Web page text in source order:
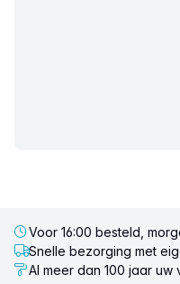
Voor 16:00 besteld,
Snelle bezorging met
Al meer dan 100 jaar